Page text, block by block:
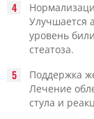
Улучшается
уровень
стеатоза.
Поддержка
Лечение
стула и